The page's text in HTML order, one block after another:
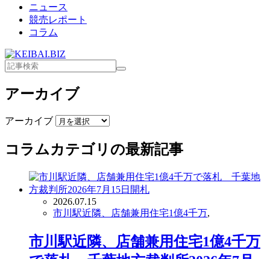
ニュース
競売レポート
コラム
アーカイブ
アーカイブ
コラムカテゴリの最新記事
2026.07.15
市川駅近隣、店舗兼用住宅1億4千万,
市川駅近隣、店舗兼用住宅1億4千万